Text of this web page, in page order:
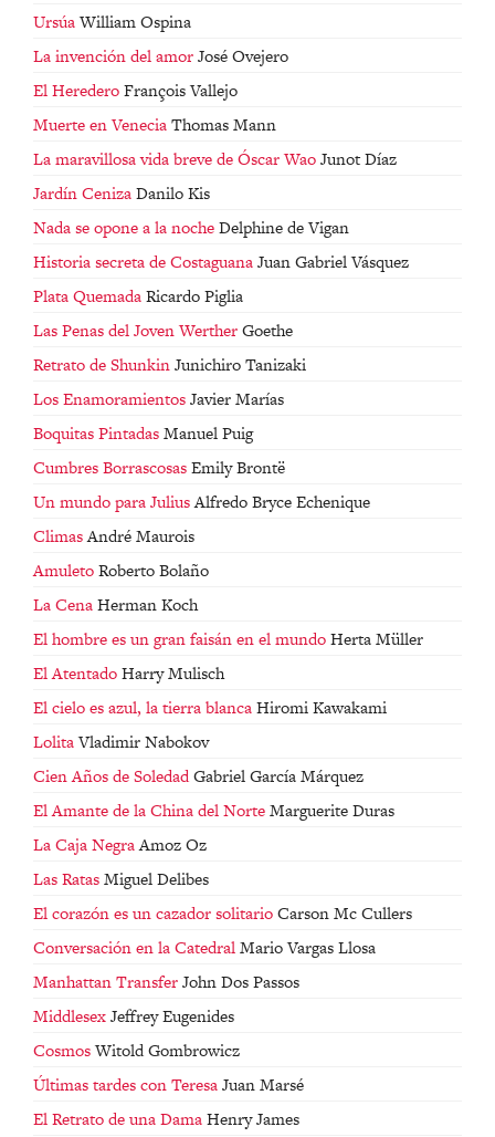
UrsúaWilliam Ospina
La invención del amorJosé Ovejero
El HerederoFrançois Vallejo
Muerte en VeneciaThomas Mann
La maravillosa vida breve de Óscar WaoJunot Díaz
Jardín CenizaDanilo Kis
Nada se opone a la nocheDelphine de Vigan
Historia secreta de CostaguanaJuan Gabriel Vásquez
Plata QuemadaRicardo Piglia
Las Penas del Joven WertherGoethe
Retrato de ShunkinJunichiro Tanizaki
Los EnamoramientosJavier Marías
Boquitas PintadasManuel Puig
Cumbres BorrascosasEmily Brontë
Un mundo para JuliusAlfredo Bryce Echenique
ClimasAndré Maurois
AmuletoRoberto Bolaño
La CenaHerman Koch
El hombre es un gran faisán en el mundoHerta Müller
El AtentadoHarry Mulisch
El cielo es azul, la tierra blancaHiromi Kawakami
LolitaVladimir Nabokov
Cien Años de SoledadGabriel García Márquez
El Amante de la China del NorteMarguerite Duras
La Caja NegraAmoz Oz
Las RatasMiguel Delibes
El corazón es un cazador solitarioCarson Mc Cullers
Conversación en la CatedralMario Vargas Llosa
Manhattan TransferJohn Dos Passos
MiddlesexJeffrey Eugenides
CosmosWitold Gombrowicz
Últimas tardes con TeresaJuan Marsé
El Retrato de una DamaHenry James